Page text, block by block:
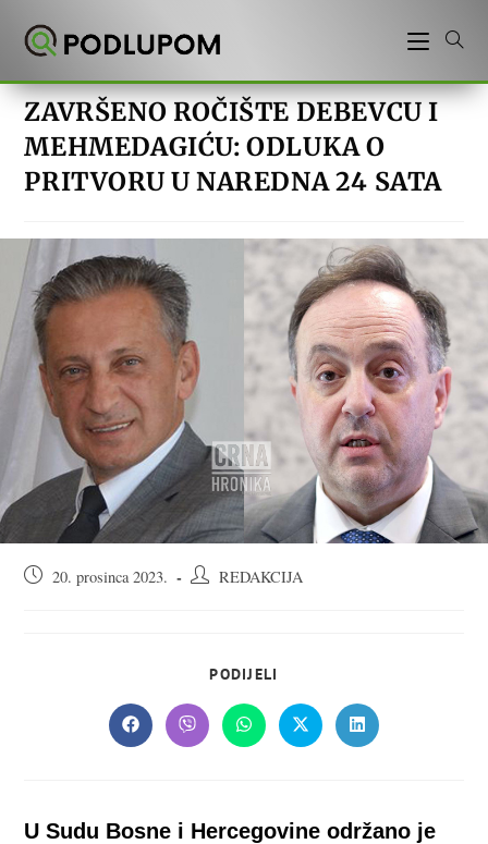
ZAVRŠENO ROČIŠTE DEBEVCU I
MEHMEDAGIĆU: ODLUKA O
PRITVORU U NAREDNA 24 SATA
Objava20. prosinca 2023.
AutorREDAKCIJA
PODIJELI
CONTENT
Opens
in
Opens
in
Opens
in
Opens
in
Opens
in
U Sudu Bosne i Hercegovine održano je